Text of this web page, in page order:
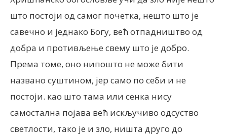
што постоји од самог почетка, нешто што је
савечно и једнако Богу, већ отпадништво од
добра и противљење свему што је добро.
Према томе, оно нипошто не може бити
названо суштином, јер само по себи и не
постоји. као што тама или сенка нису
самостална појава већ искључиво одсуство
светлости, тако је и зло, ништа друго до